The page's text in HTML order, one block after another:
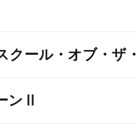
クール・オブ・ザ
ンⅡ